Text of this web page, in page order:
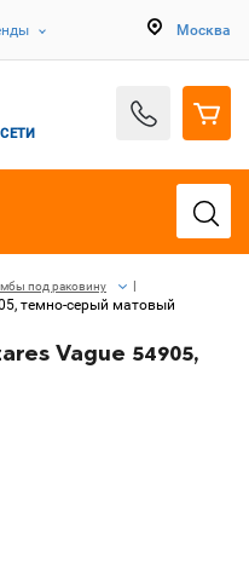
Москва
под раковину
темно-серый матовый
Vague 54905,